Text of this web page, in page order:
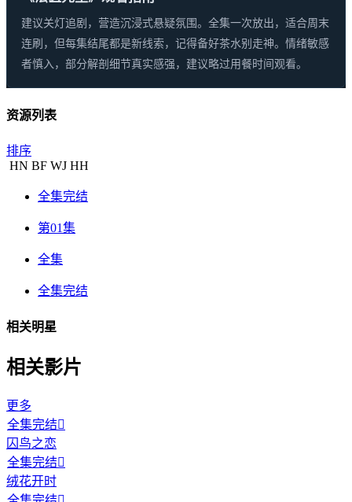
建议关灯追剧，营造沉浸式悬疑氛围。全集一次放出，适合周末
连刷，但每集结尾都是新线索，记得备好茶水别走神。情绪敏感
者慎入，部分解剖细节真实感强，建议略过用餐时间观看。
资源列表
排序
HN BF WJ HH
全集完结
第01集
全集
全集完结
相关明星
相关影片
更多
全集完结
囚鸟之恋
全集完结
绒花开时